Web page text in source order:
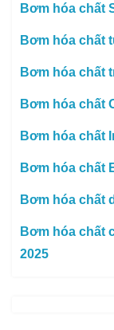
Bơm hóa chất
Bơm hóa chất
Bơm hóa chất
Bơm hóa chất
Bơm hóa chất
Bơm hóa chất
Bơm hóa chất
Bơm hóa chất
2025